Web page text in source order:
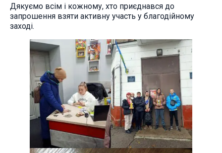
Дякуємо всім і кожному, хто приєднався до
запрошення взяти активну участь у благодійному
заході.